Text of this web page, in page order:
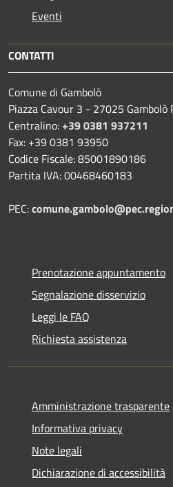
Eventi
CONTATTI
Comune di Gambolò
Piazza Cavour 3 - 27025 Gambolò
Centralino:+39 0381 937211
Fax: +39 0381 93950
Codice Fiscale: 85001890186
Partita IVA: 00468460183
PEC:
Prenotazione appuntamento
Segnalazione disservizio
Leggi le FAQ
Richiesta assistenza
Amministrazione trasparente
Informativa privacy
Note legali
Dichiarazione di accessibilità